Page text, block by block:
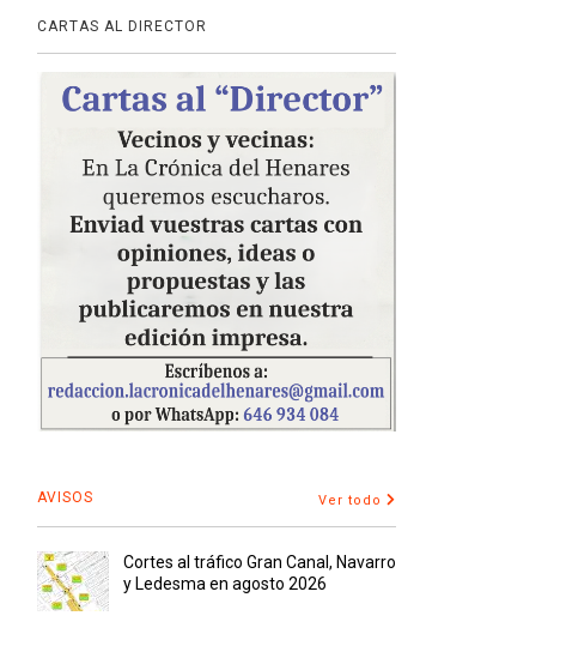
CARTAS AL DIRECTOR
AVISOS Ver todo
Cortes al tráfico Gran Canal, Navarro
y Ledesma en agosto 2026